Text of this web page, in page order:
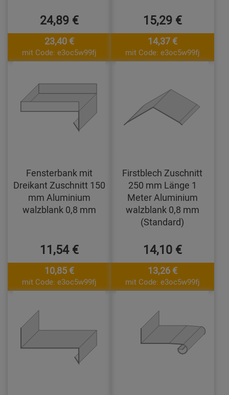
24,89 €
23,40 €
mit Code: e3oc5w99fj
15,29 €
14,37 €
mit Code: e3oc5w99fj
Fensterbank mit
Dreikant Zuschnitt 150
mm Aluminium
walzblank 0,8 mm
11,54 €
10,85 €
mit Code: e3oc5w99fj
Firstblech Zuschnitt
250 mm Länge 1
Meter Aluminium
walzblank 0,8 mm
(Standard)
14,10 €
13,26 €
mit Code: e3oc5w99fj